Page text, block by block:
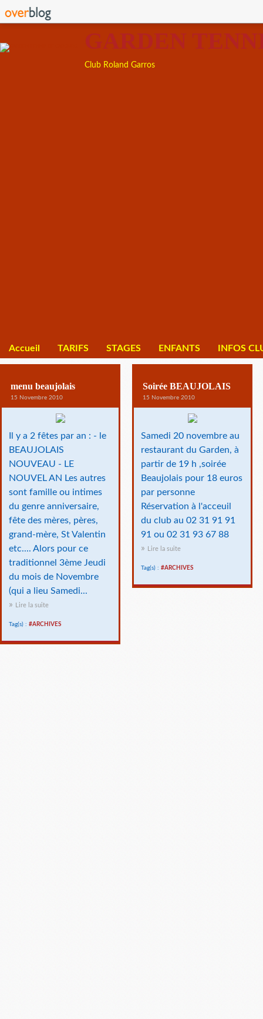
GARDEN
Club Roland Garros
Accueil TARIFS STAGES ENFANTS INFOS
menu beaujolais
15 Novembre 2010
Il y a 2 fêtes par an : - le
BEAUJOLAIS
NOUVEAU - LE
NOUVEL AN Les autres
sont famille ou intimes
du genre anniversaire,
fête des mères, pères,
grand-mère, St Valentin
etc.... Alors pour ce
traditionnel 3ème Jeudi
du mois de Novembre
(qui a lieu Samedi...
Lire la suite
Tag(s) : #ARCHIVES
Soirée BEAUJOLAIS
15 Novembre 2010
Samedi 20 novembre au
restaurant du Garden, à
partir de 19 h ,soirée
Beaujolais pour 18 euros
par personne
Réservation à l'acceuil
du club au 02 31 91 91
91 ou 02 31 93 67 88
Lire la suite
Tag(s) : #ARCHIVES